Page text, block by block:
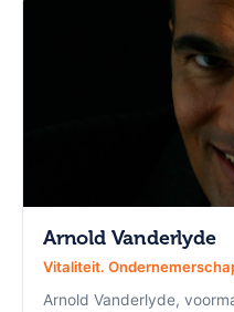
Arnold Vanderlyde
Vitaliteit.
Arnold Vanderlyde,